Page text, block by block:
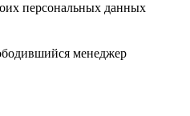
персональных данных
менеджер